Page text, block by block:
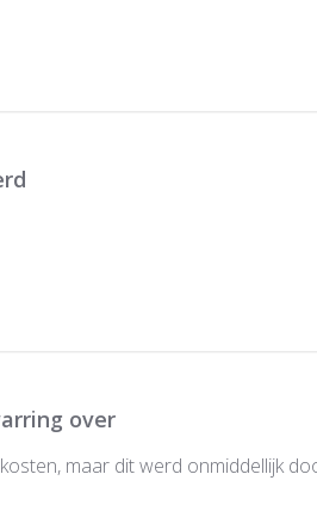
over
maar dit werd onmiddellijk